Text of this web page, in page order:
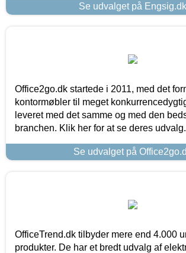
Se udvalget på Engsig.dk
Office2go.dk startede i 2011, med det
kontormøbler til meget
leveret med det samme og med den
branchen. Klik her for at se deres udvalg.
Se udvalget på
OfficeTrend.dk tilbyder mere end 4.000
produkter. De har et bredt udvalg af